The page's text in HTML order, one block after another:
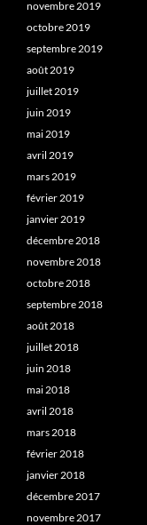
novembre 2019
octobre 2019
septembre 2019
août 2019
juillet 2019
juin 2019
mai 2019
avril 2019
mars 2019
février 2019
janvier 2019
décembre 2018
novembre 2018
octobre 2018
septembre 2018
août 2018
juillet 2018
juin 2018
mai 2018
avril 2018
mars 2018
février 2018
janvier 2018
décembre 2017
novembre 2017